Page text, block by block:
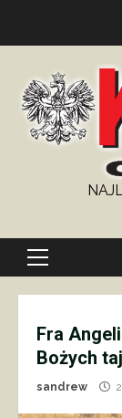
Primary
Fra
Bożych
sandrew